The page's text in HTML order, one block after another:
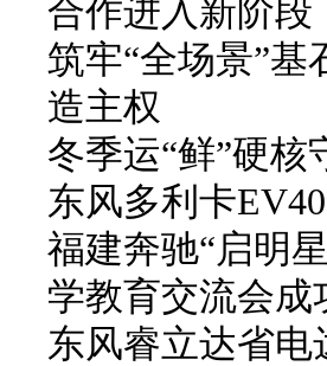
合作进入新阶段
筑牢“全场景”
造主权
冬季运“鲜”硬
东风多利卡
福建奔驰“启明
学教育交流会成
东风睿立达省电